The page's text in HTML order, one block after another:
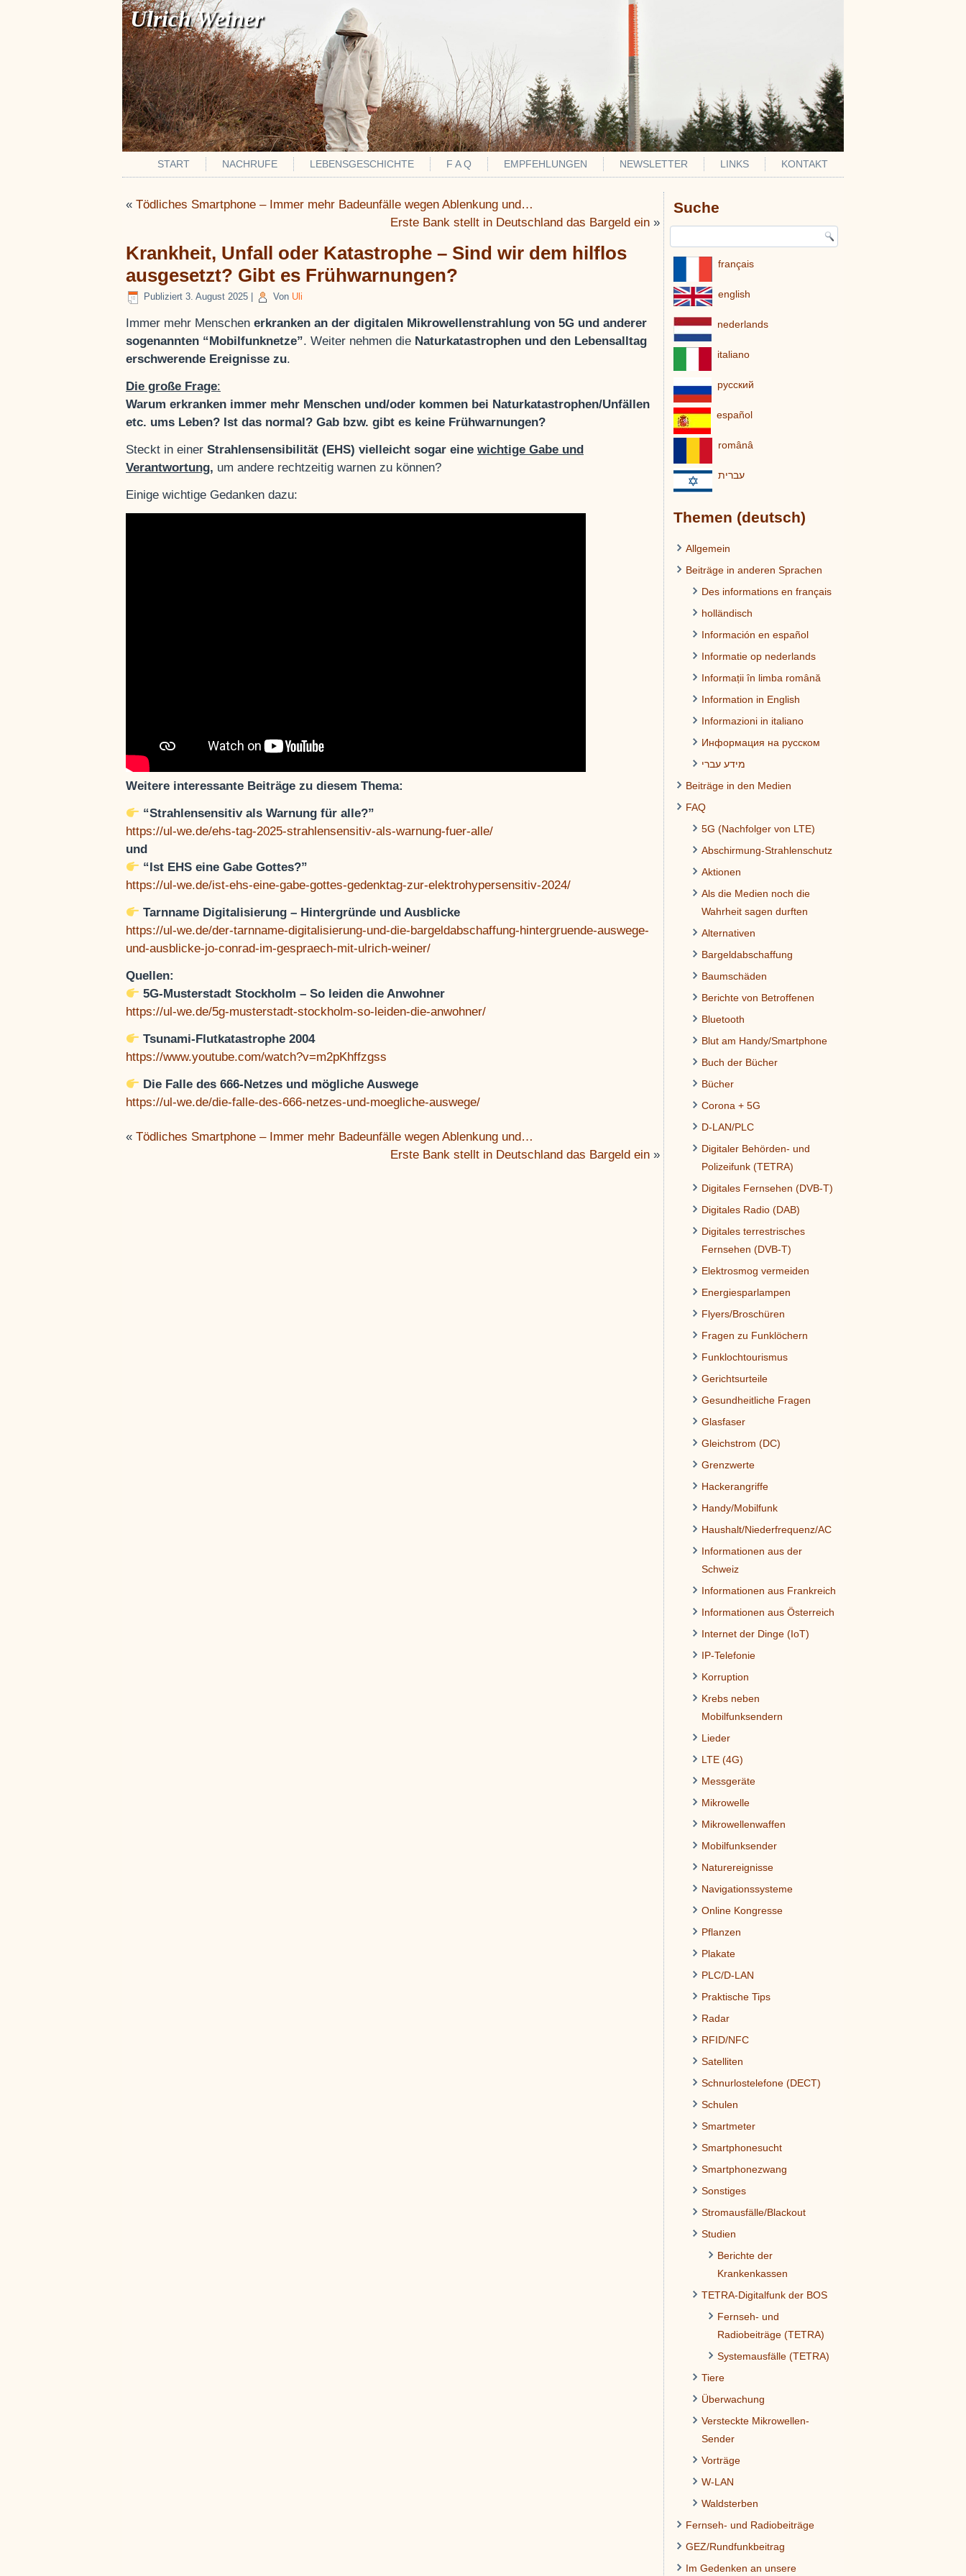
Ulrich Weiner
START NACHRUFE LEBENSGESCHICHTE F A Q EMPFEHLUNGEN NEWSLETTER LINKS KONTAKT
« Tödliches Smartphone – Immer mehr Badeunfälle wegen Ablenkung und…
Erste Bank stellt in Deutschland das Bargeld ein »
Krankheit, Unfall oder Katastrophe – Sind wir dem hilflos
ausgesetzt? Gibt es Frühwarnungen?
Publiziert 3. August 2025 Von Uli
Immer mehr Menschen erkranken an der digitalen Mikrowellenstrahlung von 5G und anderer
sogenannten “Mobilfunknetze”. Weiter nehmen die Naturkatastrophen und den Lebensalltag
erschwerende Ereignisse zu.
Die große Frage:
Warum erkranken immer mehr Menschen und/oder kommen bei Naturkatastrophen/Unfällen
etc. ums Leben? Ist das normal? Gab bzw. gibt es keine Frühwarnungen?
Steckt in einer Strahlensensibilität (EHS) vielleicht sogar eine wichtige Gabe und
Verantwortung, um andere rechtzeitig warnen zu können?
Einige wichtige Gedanken dazu:
Weitere interessante Beiträge zu diesem Thema:
“Strahlensensitiv als Warnung für alle?”
https://ul-we.de/ehs-tag-2025-strahlensensitiv-als-warnung-fuer-alle/
und
“Ist EHS eine Gabe Gottes?”
https://ul-we.de/ist-ehs-eine-gabe-gottes-gedenktag-zur-elektrohypersensitiv-2024/
Tarnname Digitalisierung – Hintergründe und Ausblicke
https://ul-we.de/der-tarnname-digitalisierung-und-die-bargeldabschaffung-hintergruende-auswege-
und-ausblicke-jo-conrad-im-gespraech-mit-ulrich-weiner/
Quellen:
5G-Musterstadt Stockholm – So leiden die Anwohner
https://ul-we.de/5g-musterstadt-stockholm-so-leiden-die-anwohner/
Tsunami-Flutkatastrophe 2004
https://www.youtube.com/watch?v=m2pKhffzgss
Die Falle des 666-Netzes und mögliche Auswege
https://ul-we.de/die-falle-des-666-netzes-und-moegliche-auswege/
« Tödliches Smartphone – Immer mehr Badeunfälle wegen Ablenkung und…
Erste Bank stellt in Deutschland das Bargeld ein »
Suche
français
english
nederlands
italiano
pусский
español
românâ
עברית
Themen (deutsch)
Allgemein
Beiträge in anderen Sprachen
Des informations en français
holländisch
Información en español
Informatie op nederlands
Informații în limba română
Information in English
Informazioni in italiano
Информация на русском
מידע עברי
Beiträge in den Medien
FAQ
5G (Nachfolger von LTE)
Abschirmung-Strahlenschutz
Aktionen
Als die Medien noch die
Wahrheit sagen durften
Alternativen
Bargeldabschaffung
Baumschäden
Berichte von Betroffenen
Bluetooth
Blut am Handy/Smartphone
Buch der Bücher
Bücher
Corona + 5G
D-LAN/PLC
Digitaler Behörden- und
Polizeifunk (TETRA)
Digitales Fernsehen (DVB-T)
Digitales Radio (DAB)
Digitales terrestrisches
Fernsehen (DVB-T)
Elektrosmog vermeiden
Energiesparlampen
Flyers/Broschüren
Fragen zu Funklöchern
Funklochtourismus
Gerichtsurteile
Gesundheitliche Fragen
Glasfaser
Gleichstrom (DC)
Grenzwerte
Hackerangriffe
Handy/Mobilfunk
Haushalt/Niederfrequenz/AC
Informationen aus der
Schweiz
Informationen aus Frankreich
Informationen aus Österreich
Internet der Dinge (IoT)
IP-Telefonie
Korruption
Krebs neben
Mobilfunksendern
Lieder
LTE (4G)
Messgeräte
Mikrowelle
Mikrowellenwaffen
Mobilfunksender
Naturereignisse
Navigationssysteme
Online Kongresse
Pflanzen
Plakate
PLC/D-LAN
Praktische Tips
Radar
RFID/NFC
Satelliten
Schnurlostelefone (DECT)
Schulen
Smartmeter
Smartphonesucht
Smartphonezwang
Sonstiges
Stromausfälle/Blackout
Studien
Berichte der
Krankenkassen
TETRA-Digitalfunk der BOS
Fernseh- und
Radiobeiträge (TETRA)
Systemausfälle (TETRA)
Tiere
Überwachung
Versteckte Mikrowellen-
Sender
Vorträge
W-LAN
Waldsterben
Fernseh- und Radiobeiträge
GEZ/Rundfunkbeitrag
Im Gedenken an unsere